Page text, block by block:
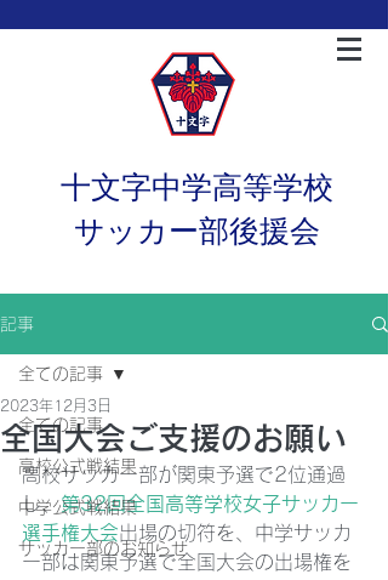
十文字中学高等学校
サッカー部後援会
記事
全ての記事
高校公式戦結果
中学公式戦結果
サッカー部のお知らせ
全ての記事
全国大会ご支援のお願い
2023年12月3日
高校サッカー部が関東予選で2位通過
し、第32回全国高等学校女子サッカー
選手権大会出場の切符を、中学サッカ
ー部は関東予選で全国大会の出場権を